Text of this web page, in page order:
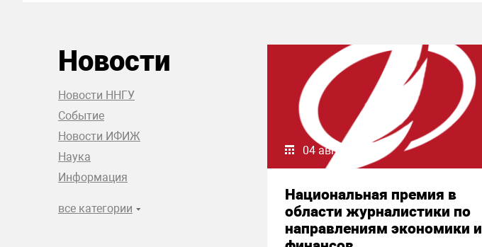
Новости
Новости ННГУ
Событие
Новости ИФИЖ
Наука
Информация
все категории
04 августа 2026
Национальная премия в
области журналистики по
направлениям экономики и